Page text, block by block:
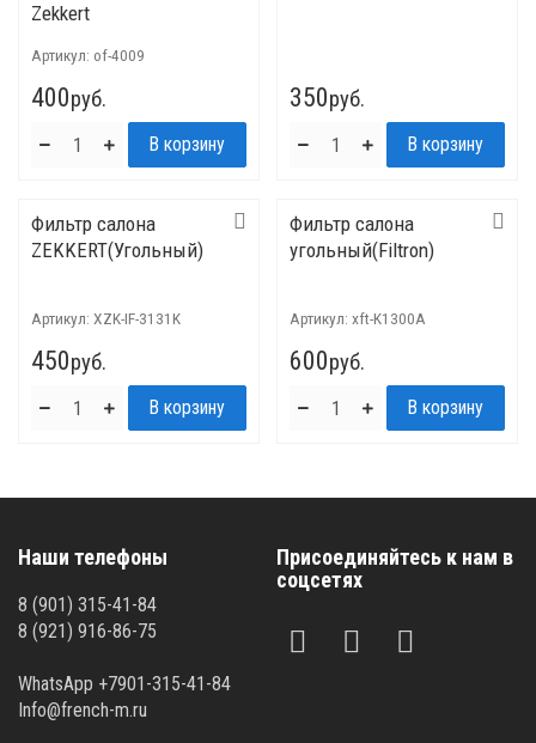
Zekkert
Артикул: of-4009
400руб. 350руб.
Фильтр салона
ZEKKERT(Угольный)
Артикул: XZK-IF-3131K
450руб.
Фильтр салона
угольный(Filtron)
Артикул: xft-K1300A
600руб.
Наши телефоны
8 (901) 315-41-84
8 (921) 916-86-75
WhatsApp +7901-315-41-84
Info@french-m.ru
Присоединяйтесь к нам в
соцсетях